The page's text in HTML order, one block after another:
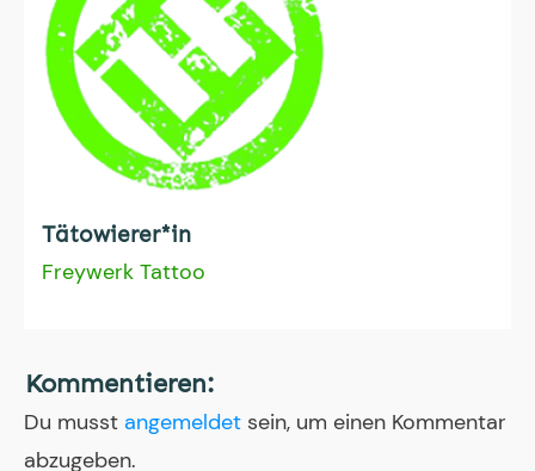
Tätowierer*in
Freywerk Tattoo
Kommentieren:
Du musst angemeldet sein, um einen Kommentar
abzugeben.